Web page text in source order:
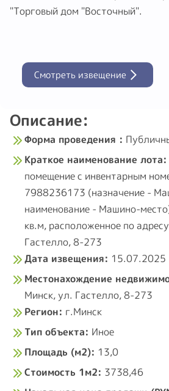
"Торговый дом "Восточный".
Смотреть извещение
Описание:
Форма проведения :
Краткое наименование лота:
помещение с инвентарным
7988236173 (назначение -
наименование - Машино-
кв.м, расположенное по
Гастелло, 8-273
Дата извещения: 15.07.2025
Местонахождение
Минск, ул. Гастелло, 8-273
Регион: г.Минск
Тип объекта: Иное
Площадь (м2): 13,0
Стоимость 1м2: 3738,46